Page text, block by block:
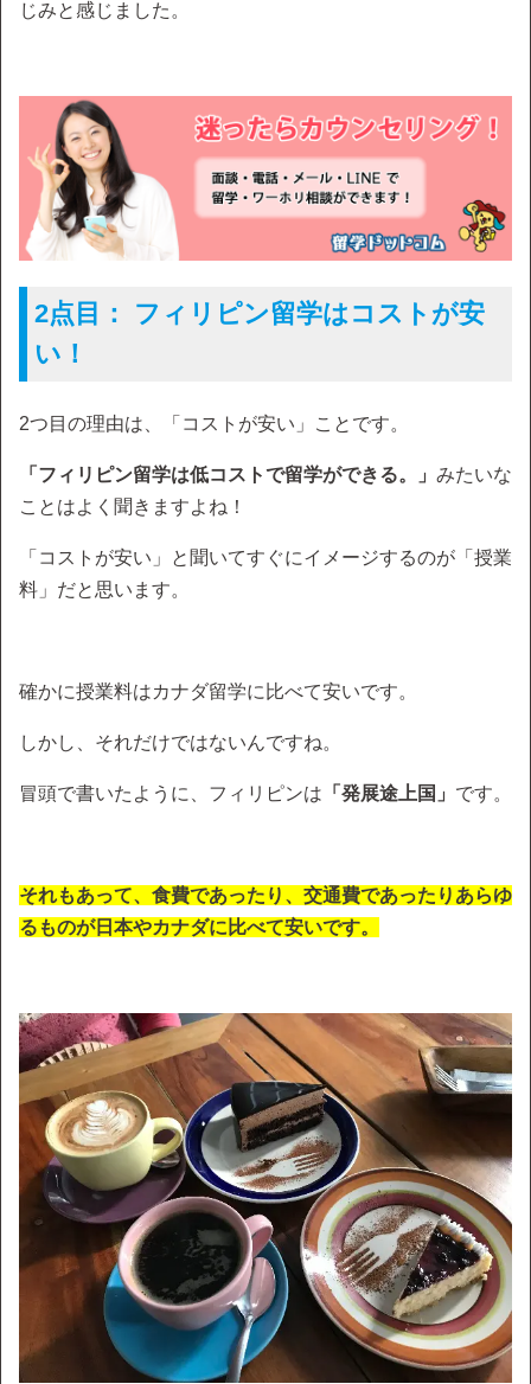
じみと感じました。
2点目： フィリピン留学はコストが安
い！
2つ目の理由は、「コストが安い」ことです。
「フィリピン留学は低コストで留学ができる。」 みたいな
ことはよく聞きますよね！
「コストが安い」と聞いてすぐにイメージするのが「授業
料」だと思います。
確かに授業料はカナダ留学に比べて安いです。
しかし、それだけではないんですね。
冒頭で書いたように、フィリピンは 「発展途上国」 です。
それもあって、食費であったり、交通費であったりあらゆ
るものが日本やカナダに比べて安いです。